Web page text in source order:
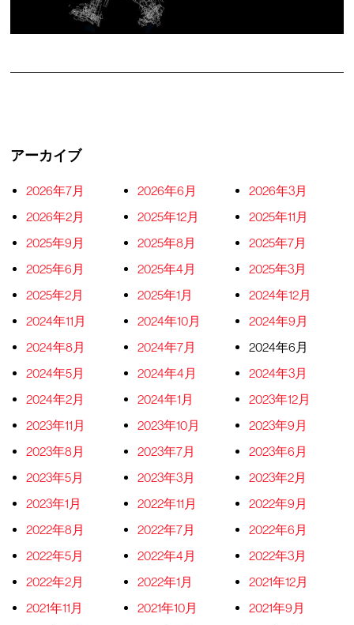
アーカイブ
2026年7月 2026年6月
2026年3月
2026年2月
2025年12月
2025年11月
2025年9月
2025年8月
2025年7月
2025年6月
2025年4月
2025年3月
2025年2月
2025年1月
2024年12月
2024年11月
2024年10月
2024年9月
2024年8月
2024年7月
2024年6月
2024年5月
2024年4月
2024年3月
2024年2月
2024年1月
2023年12月
2023年11月
2023年10月
2023年9月
2023年8月
2023年7月
2023年6月
2023年5月
2023年3月
2023年2月
2023年1月
2022年11月
2022年9月
2022年8月
2022年7月
2022年6月
2022年5月
2022年4月
2022年3月
2022年2月
2022年1月
2021年12月
2021年11月
2021年10月
2021年9月